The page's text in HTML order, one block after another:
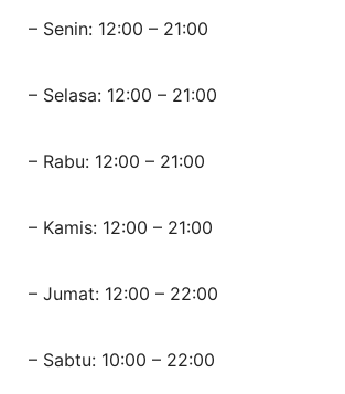
– Senin: 12:00 – 21:00
– Selasa: 12:00 – 21:00
– Rabu: 12:00 – 21:00
– Kamis: 12:00 – 21:00
– Jumat: 12:00 – 22:00
– Sabtu: 10:00 – 22:00